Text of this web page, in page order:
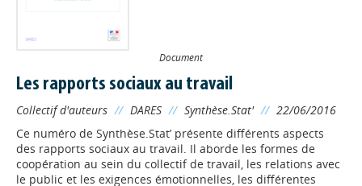
Document
Les rapports sociaux au travail
Collectif d'auteurs // DARES // Synthèse.Stat' // 22/06/2016
Ce numéro de Synthèse.Stat’ présente différents aspects
des rapports sociaux au travail. Il aborde les formes de
coopération au sein du collectif de travail, les relations avec
le public et les exigences émotionnelles, les différentes